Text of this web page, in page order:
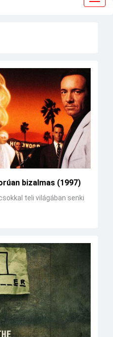
bizalmas (1997)
teli világában senki